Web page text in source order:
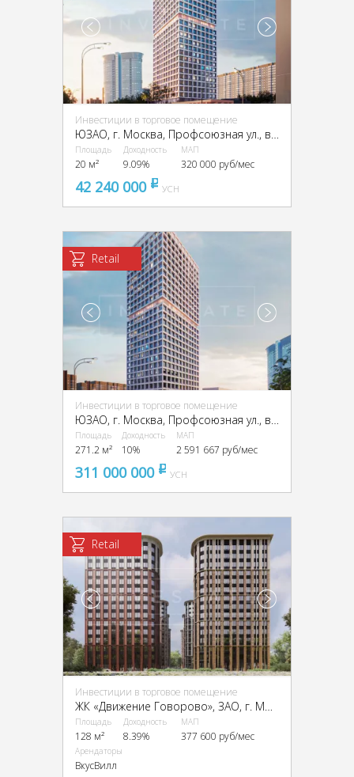
Инвестиции в торговое помещение
Площадь
20 м²
Доходность
9.09%
МАП
320 000 руб/мес
42 240 000 pуб
УСН
Retail
Инвестиции в торговое помещение
ЮЗАО, г. Москва, Профсоюзная ул., вл. 60
Площадь
271.2 м²
Доходность
10%
МАП
2 591 667 руб/мес
311 000 000 pуб
УСН
Retail
Инвестиции в торговое помещение
Площадь
128 м²
Доходность
8.39%
МАП
377 600 руб/мес
Арендаторы
ВкусВилл